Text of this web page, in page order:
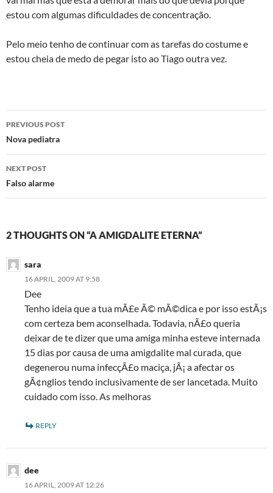
estou com algumas dificuldades de concentração.
Pelo meio tenho de continuar com as tarefas do costume e
estou cheia de medo de pegar isto ao Tiago outra vez.
Post
navigation
PREVIOUS POST
Nova pediatra
NEXT POST
Falso alarme
2 THOUGHTS ON “A AMIGDALITE ETERNA”
sara
16 APRIL, 2009 AT 9:58
Dee
Tenho ideia que a tua mÃ£e Ã© mÃ©dica e por isso estÃ¡s
com certeza bem aconselhada. Todavia, nÃ£o queria
deixar de te dizer que uma amiga minha esteve internada
15 dias por causa de uma amigdalite mal curada, que
degenerou numa infecçÃ£o maciça, jÃ¡ a afectar os
gÃ¢nglios tendo inclusivamente de ser lancetada. Muito
cuidado com isso. As melhoras
REPLY
dee
16 APRIL, 2009 AT 12:26